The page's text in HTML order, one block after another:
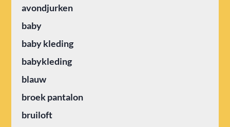
avondjurken
baby
baby kleding
babykleding
blauw
broek pantalon
bruiloft